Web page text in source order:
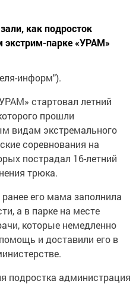
как подросток
экстрим-парке «УРАМ»
информ").
стартовал летний
прошли
видам экстремального
соревнования на
пострадал 16-летний
трюка.
его мама заполнила
а в парке на месте
которые немедленно
и доставили его в
подростка администрация